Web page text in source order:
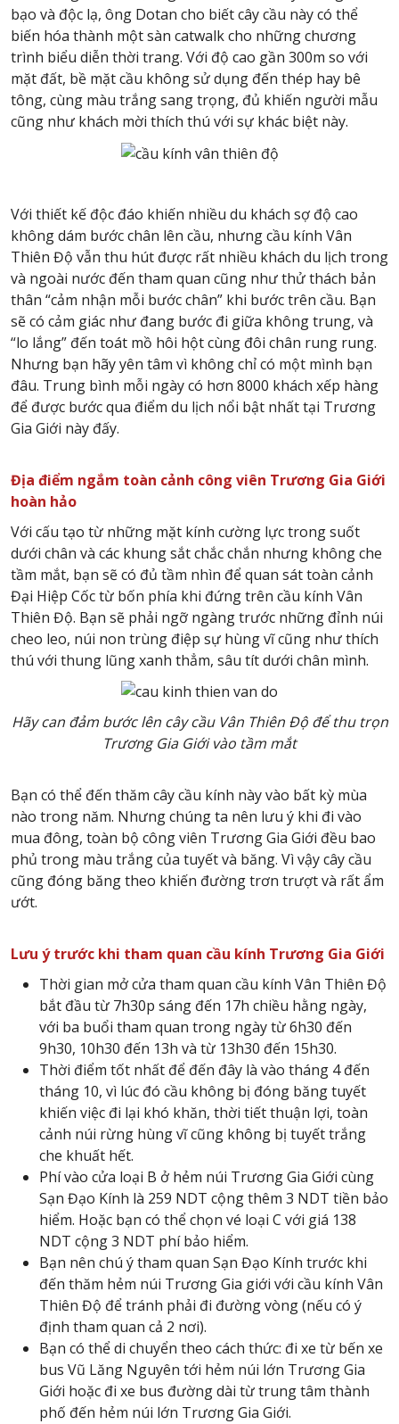
bạo và độc lạ, ông Dotan cho biết cây cầu này có thể
biến hóa thành một sàn catwalk cho những chương
trình biểu diễn thời trang. Với độ cao gần 300m so với
mặt đất, bề mặt cầu không sử dụng đến thép hay bê
tông, cùng màu trắng sang trọng, đủ khiến người mẫu
cũng như khách mời thích thú với sự khác biệt này.
Với thiết kế độc đáo khiến nhiều du khách sợ độ cao
không dám bước chân lên cầu, nhưng cầu kính Vân
Thiên Độ vẫn thu hút được rất nhiều khách du lịch trong
và ngoài nước đến tham quan cũng như thử thách bản
thân “cảm nhận mỗi bước chân” khi bước trên cầu. Bạn
sẽ có cảm giác như đang bước đi giữa không trung, và
“lo lắng” đến toát mồ hôi hột cùng đôi chân rung rung.
Nhưng bạn hãy yên tâm vì không chỉ có một mình bạn
đâu. Trung bình mỗi ngày có hơn 8000 khách xếp hàng
để được bước qua điểm du lịch nổi bật nhất tại Trương
Gia Giới này đấy.
Địa điểm ngắm toàn cảnh công viên Trương Gia Giới
hoàn hảo
Với cấu tạo từ những mặt kính cường lực trong suốt
dưới chân và các khung sắt chắc chắn nhưng không che
tầm mắt, bạn sẽ có đủ tầm nhìn để quan sát toàn cảnh
Đại Hiệp Cốc từ bốn phía khi đứng trên cầu kính Vân
Thiên Độ. Bạn sẽ phải ngỡ ngàng trước những đỉnh núi
cheo leo, núi non trùng điệp sự hùng vĩ cũng như thích
thú với thung lũng xanh thẳm, sâu tít dưới chân mình.
Hãy can đảm bước lên cây cầu Vân Thiên Độ để thu trọn
Trương Gia Giới vào tầm mắt
Bạn có thể đến thăm cây cầu kính này vào bất kỳ mùa
nào trong năm. Nhưng chúng ta nên lưu ý khi đi vào
mua đông, toàn bộ công viên Trương Gia Giới đều bao
phủ trong màu trắng của tuyết và băng. Vì vậy cây cầu
cũng đóng băng theo khiến đường trơn trượt và rất ẩm
ướt.
Lưu ý trước khi tham quan cầu kính Trương Gia Giới
Thời gian mở cửa tham quan cầu kính Vân Thiên Độ
bắt đầu từ 7h30p sáng đến 17h chiều hằng ngày,
với ba buổi tham quan trong ngày từ 6h30 đến
9h30, 10h30 đến 13h và từ 13h30 đến 15h30.
Thời điểm tốt nhất để đến đây là vào tháng 4 đến
tháng 10, vì lúc đó cầu không bị đóng băng tuyết
khiến việc đi lại khó khăn, thời tiết thuận lợi, toàn
cảnh núi rừng hùng vĩ cũng không bị tuyết trắng
che khuất hết.
Phí vào cửa loại B ở hẻm núi Trương Gia Giới cùng
Sạn Đạo Kính là 259 NDT cộng thêm 3 NDT tiền bảo
hiểm. Hoặc bạn có thể chọn vé loại C với giá 138
NDT cộng 3 NDT phí bảo hiểm.
Bạn nên chú ý tham quan Sạn Đạo Kính trước khi
đến thăm hẻm núi Trương Gia giới với cầu kính Vân
Thiên Độ để tránh phải đi đường vòng (nếu có ý
định tham quan cả 2 nơi).
Bạn có thể di chuyển theo cách thức: đi xe từ bến xe
bus Vũ Lăng Nguyên tới hẻm núi lớn Trương Gia
Giới hoặc đi xe bus đường dài từ trung tâm thành
phố đến hẻm núi lớn Trương Gia Giới.